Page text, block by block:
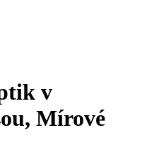
v
Mírové